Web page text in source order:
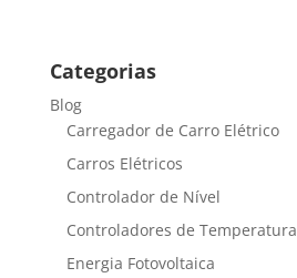
Categorias
Blog
Carregador de Carro Elétrico
Carros Elétricos
Controlador de Nível
Controladores de Temperatura
Energia Fotovoltaica